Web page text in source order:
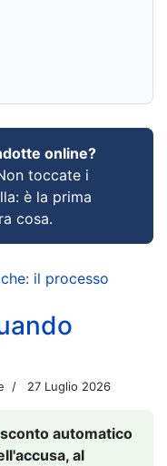
online?
toccate i
è la prima
cosa.
il processo
27 Luglio 2026
automatico
al